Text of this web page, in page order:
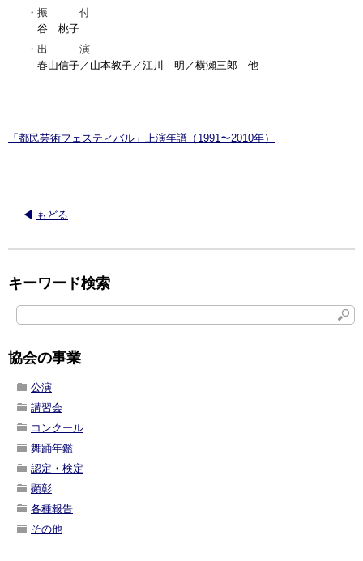
振 付
谷 桃子
出 演
春山信子／山本教子／江川 明／横瀬三郎 他
「都民芸術フェスティバル」上演年譜（1991〜2010年）
もどる
キーワード検索
協会の事業
公演
講習会
コンクール
舞踊年鑑
認定・検定
顕彰
各種報告
その他